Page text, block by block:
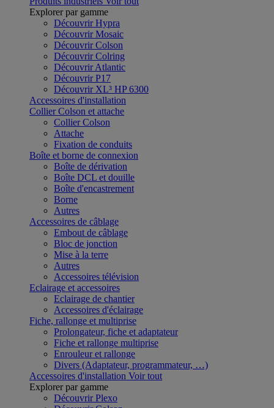
Explorer par gamme
Découvrir Hypra
Découvrir Mosaic
Découvrir Colson
Découvrir Colring
Découvrir Atlantic
Découvrir P17
Découvrir XL³ HP 6300
Accessoires d'installation
Collier Colson et attache
Collier Colson
Attache
Fixation de conduits
Boîte et borne de connexion
Boîte de dérivation
Boîte DCL et douille
Boîte d'encastrement
Borne
Autres
Accessoires de câblage
Embout de câblage
Bloc de jonction
Mise à la terre
Autres
Accessoires télévision
Eclairage et accessoires
Eclairage de chantier
Accessoires d'éclairage
Fiche, rallonge et multiprise
Prolongateur, fiche et adaptateur
Fiche et rallonge multiprise
Enrouleur et rallonge
Divers (Adaptateur, programmateur, …)
Accessoires d'installation Voir tout
Explorer par gamme
Découvrir Plexo